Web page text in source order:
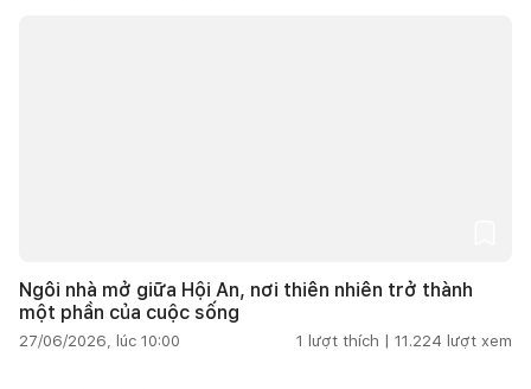
Ngôi nhà mở giữa Hội An, nơi thiên nhiên trở thành
một phần của cuộc sống
27/06/2026, lúc 10:00 1 lượt thích | 11.224 lượt xem